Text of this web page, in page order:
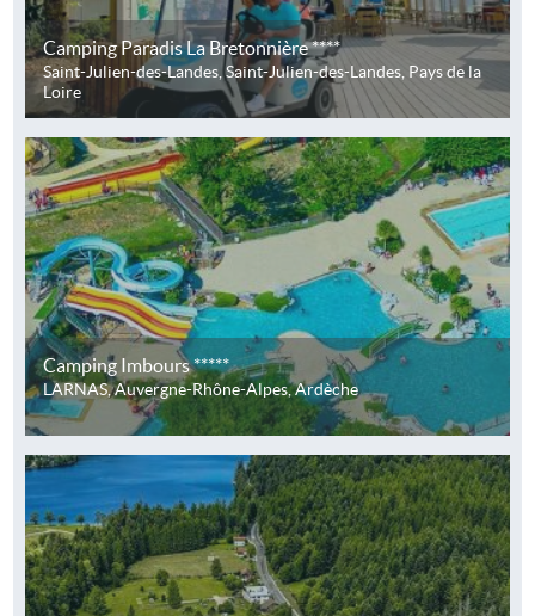
Camping Paradis La Bretonnière ****
Saint-Julien-des-Landes, Saint-Julien-des-Landes, Pays de la
Loire
Camping Imbours *****
LARNAS, Auvergne-Rhône-Alpes, Ardèche